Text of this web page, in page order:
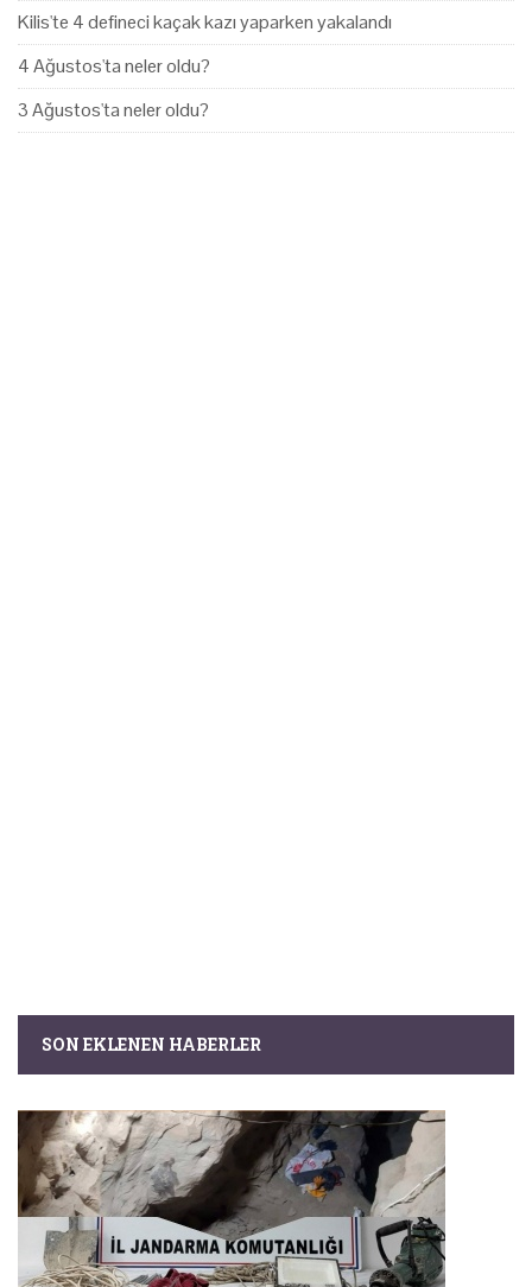
Kilis'te 4 defineci kaçak kazı yaparken yakalandı
4 Ağustos'ta neler oldu?
3 Ağustos'ta neler oldu?
SON EKLENEN HABERLER